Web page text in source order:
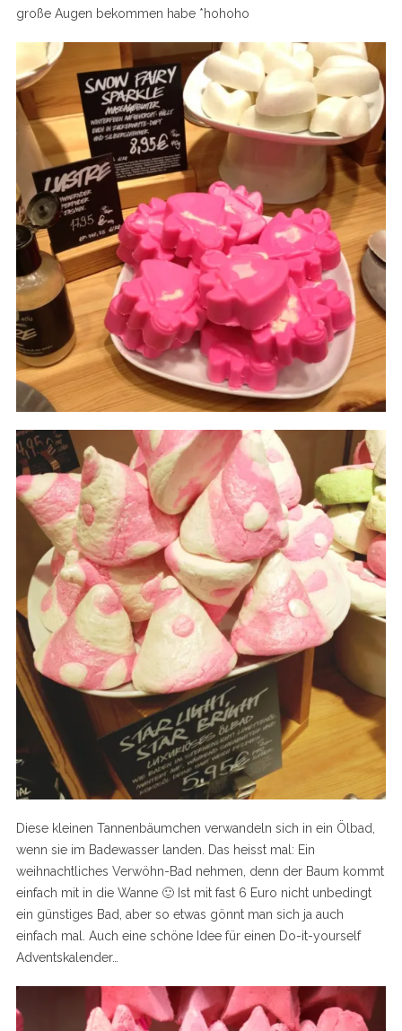
große Augen bekommen habe *hohoho
Diese kleinen Tannenbäumchen verwandeln sich in ein Ölbad,
wenn sie im Badewasser landen. Das heisst mal: Ein
weihnachtliches Verwöhn-Bad nehmen, denn der Baum kommt
einfach mit in die Wanne 🙂 Ist mit fast 6 Euro nicht unbedingt
ein günstiges Bad, aber so etwas gönnt man sich ja auch
einfach mal. Auch eine schöne Idee für einen Do-it-yourself
Adventskalender…